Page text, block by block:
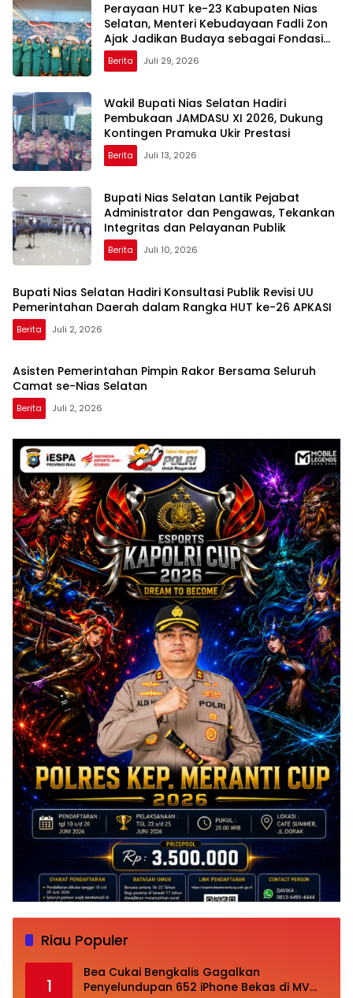
Perayaan HUT ke-23 Kabupaten Nias
Selatan, Menteri Kebudayaan Fadli Zon
Ajak Jadikan Budaya sebagai Fondasi
Pembangunan Daerah
Berita Juli 29, 2026
Wakil Bupati Nias Selatan Hadiri
Pembukaan JAMDASU XI 2026, Dukung
Kontingen Pramuka Ukir Prestasi
Berita Juli 13, 2026
Bupati Nias Selatan Lantik Pejabat
Administrator dan Pengawas, Tekankan
Integritas dan Pelayanan Publik
Berita Juli 10, 2026
Bupati Nias Selatan Hadiri Konsultasi Publik Revisi UU
Pemerintahan Daerah dalam Rangka HUT ke-26 APKASI
Berita Juli 2, 2026
Asisten Pemerintahan Pimpin Rakor Bersama Seluruh
Camat se-Nias Selatan
Berita Juli 2, 2026
Riau Populer
1
Bea Cukai Bengkalis Gagalkan
Penyelundupan 652 iPhone Bekas di MV